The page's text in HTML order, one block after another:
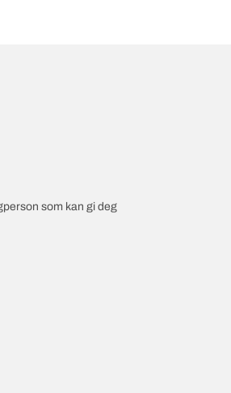
som kan gi deg